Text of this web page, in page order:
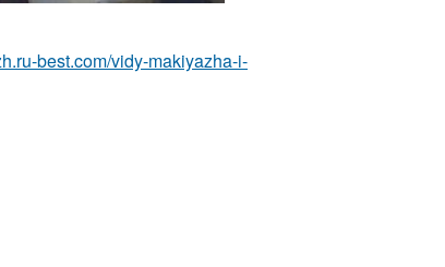
best.com/vidy-makiyazha-i-